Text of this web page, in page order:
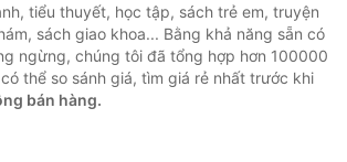
tiểu thuyết, học tập, sách trẻ em, truyện
sách giao khoa... Bằng khả năng sẵn có
ngừng, chúng tôi đã tổng hợp hơn 100000
thể so sánh giá, tìm giá rẻ nhất trước khi
bán hàng.